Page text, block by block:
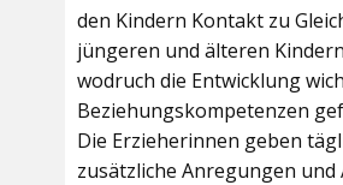
den Kindern Kontakt zu
jüngeren und älteren
wodruch die Entwicklung
Beziehungskompetenzen
Die Erzieherinnen geben
zusätzliche Anregungen und